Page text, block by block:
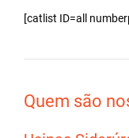
[catlist ID=all
Quem são